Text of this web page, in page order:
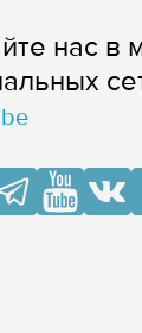
нас в